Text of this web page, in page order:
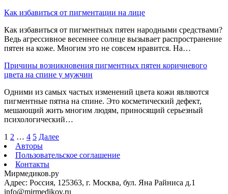
Как избавиться от пигментации на лице
Как избавиться от пигментных пятен народными средствами?
Ведь агрессивное весеннее солнце вызывает распространение
пятен на коже. Многим это не совсем нравится. На…
Причины возникновения пигментных пятен коричневого
цвета на спине у мужчин
Одними из самых частых изменений цвета кожи являются
пигментные пятна на спине. Это косметический дефект,
мешающий жить многим людям, приносящий серьезный
психологический…
1 2 … 4 5 Далее
Авторы
Пользовательское соглашение
Контакты
Мирмедиков.ру
Адрес: Россия, 125363, г. Москва, бул. Яна Райниса д.1
info@mirmedikov.ru